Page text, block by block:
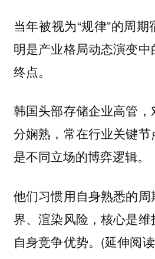
当年被视为“规律”的周
明是产业格局动态演变
终点。
韩国头部存储企业高管
分娴熟，常在行业关键
是不同立场的博弈逻辑。
他们习惯用自身熟悉的
界、渲染风险，核心是
自身竞争优势。(延伸阅